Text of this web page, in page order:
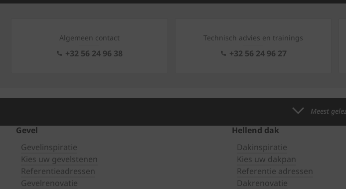
Algemeen contact
+32 56 24 96 38
Technisch advies en trainings
+32 56 24 96 27
Meest
Gevel
Gevelinspiratie
Kies uw gevelstenen
Referentieadressen
Gevelrenovatie
Hellend dak
Dakinspiratie
Kies uw dakpan
Referentie adressen
Dakrenovatie